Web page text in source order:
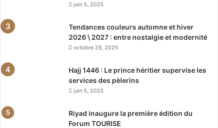
juin 5, 2025
Tendances couleurs automne et hiver
2026 \ 2027 : entre nostalgie et modernité
octobre 29, 2025
Hajj 1446 : Le prince héritier supervise les
services des pèlerins
juin 5, 2025
Riyad inaugure la première édition du
Forum TOURISE